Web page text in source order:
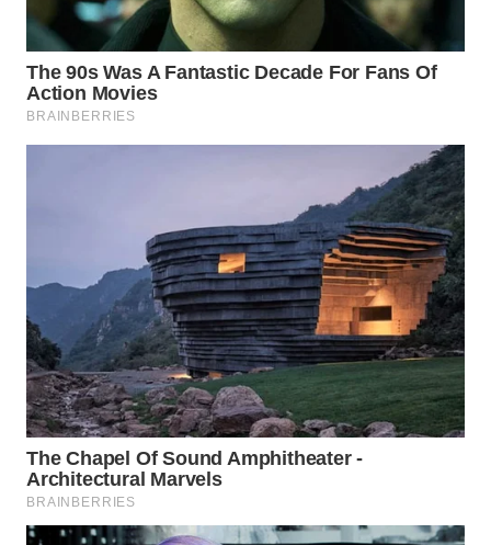
WN
DANAU
TOBA
WN
NIAS
WN
TAPANULI
SELATAN
WN
TANJUNG
LESUNG
WN